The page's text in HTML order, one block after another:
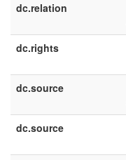
dc.relation
dc.rights
dc.source
dc.source